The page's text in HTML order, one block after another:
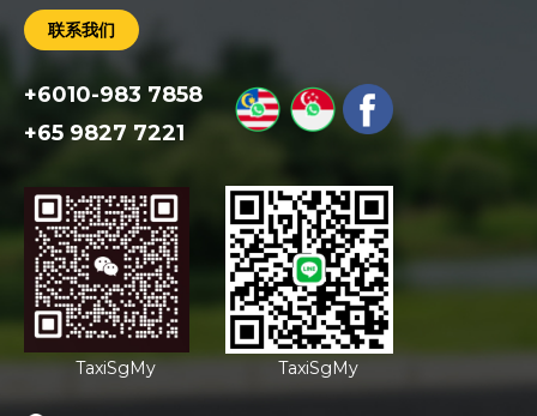
联系我们
+6010-983 7858
+65 9827 7221
TaxiSgMy TaxiSgMy